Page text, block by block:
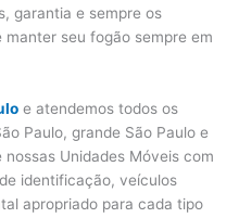
garantia e sempre os
seu fogão sempre em
e atendemos todos os
Paulo, grande São Paulo e
Unidades Móveis com
identificação, veículos
apropriado para cada tipo